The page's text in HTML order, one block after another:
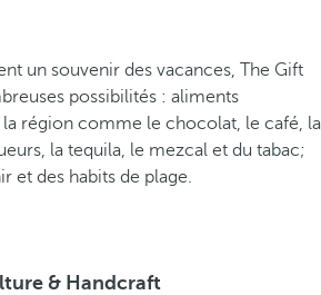
un souvenir des vacances, The Gift
possibilités : aliments
la région comme le chocolat, le café, la
la tequila, le mezcal et du tabac;
et des habits de plage.
& Handcraft